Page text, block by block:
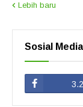
Lebih baru
Sosial